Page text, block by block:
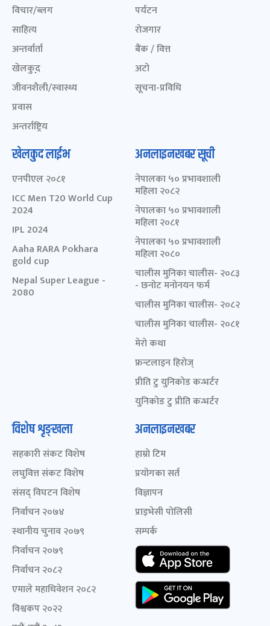
विचार/ब्लग
साहित्य
अन्तर्वार्ता
खेलकुद़़
जीवनशैली/स्वास्थ्य
प्रवास
अन्तर्राष्ट्रिय
पर्यटन
रोजगार
बैंक / वित्त
अटो
सूचना-प्रविधि
खेलकुद लाईभ
एनपीएल २०८१
ICC Men T20 World Cup
2024
IPL 2024
Aaha RARA Pokhara
gold cup
Nepal Super League -
2080
अनलाइनखबर सूची
नेपालका ५० प्रभावशाली
महिला २०८२
नेपालका ५० प्रभावशाली
महिला २०८१
नेपालका ५० प्रभावशाली
महिला २०८०
चालीस मुनिका चालीस- २०८३
- छनोट मनोनयन फर्म
चालीस मुनिका चालीस- २०८२
चालीस मुनिका चालीस- २०८१
मेरो कथा
फ्रन्टलाइन हिरोज्
प्रीति टु युनिकोड कन्भर्टर
युनिकोड टु प्रीति कन्भर्टर
विशेष शृङ्खला
सहकारी संकट विशेष
लघुवित्त संकट विशेष
संसद् विघटन विशेष
निर्वाचन २०७४
स्थानीय चुनाव २०७९
निर्वाचन २०७९
निर्वाचन २०८२
एमाले महाधिवेशन २०८२
विश्वकप २०२२
अनलाइनखबर
हाम्रो टिम
प्रयोगका सर्त
विज्ञापन
प्राइभेसी पोलिसी
सम्पर्क